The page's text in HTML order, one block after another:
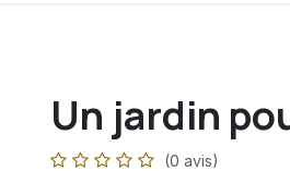
Un jardin
(0 avis)